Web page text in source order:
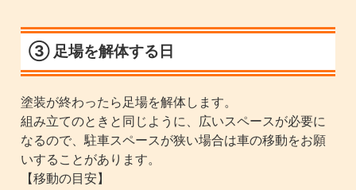
③ 足場を解体する日
塗装が終わったら足場を解体します。
組み立てのときと同じように、広いスペースが必要に
なるので、駐車スペースが狭い場合は車の移動をお願
いすることがあります。
【移動の目安】